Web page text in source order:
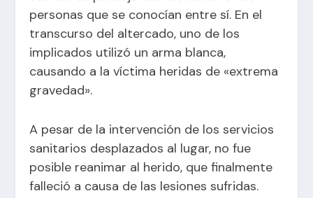
personas que se conocían entre sí. En el
transcurso del altercado, uno de los
implicados utilizó un arma blanca,
causando a la víctima heridas de «extrema
gravedad».
A pesar de la intervención de los servicios
sanitarios desplazados al lugar, no fue
posible reanimar al herido, que finalmente
falleció a causa de las lesiones sufridas.